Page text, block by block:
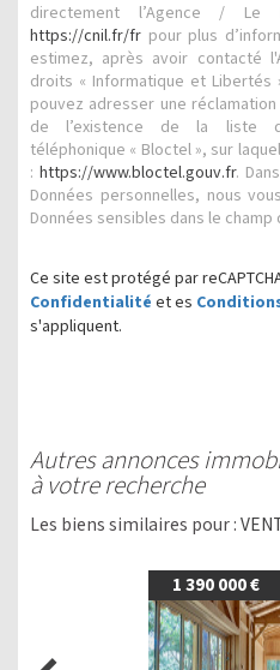
directement l’Agence / Le
https://cnil.fr/fr pour plus
estimez, après avoir contacté
droits « Informatique et
pouvez adresser une
de l’existence de la liste
téléphonique « Bloctel », sur
: https://www.bloctel.gouv.fr.
Données personnelles, nous
Données sensibles dans le champ
Ce site est protégé par
Confidentialité et es
s'appliquent.
autres annonces immobilières correspondant
à votre recherche
Les biens similaires pour :
1 390 000 €